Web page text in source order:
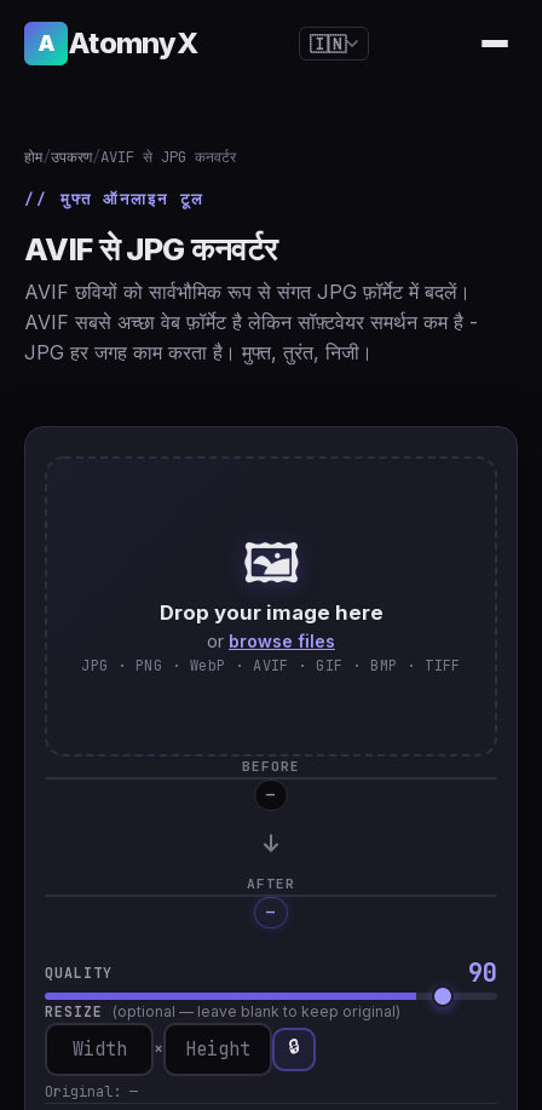
A AtomnyX 🇮🇳
Français
🇯🇵日本語
🇷🇺 Русский
Nederlands
Türkçe
होम/उपकरण/AVIF से JPG कनवर्टर
// मुफ्त ऑनलाइन टूल
AVIF से JPG कनवर्टर
AVIF छवियों को सार्वभौमिक रूप से संगत JPG फ़ॉर्मेट में बदलें।
AVIF सबसे अच्छा वेब फ़ॉर्मेट है लेकिन सॉफ़्टवेयर समर्थन कम है -
JPG हर जगह काम करता है। मुफ्त, तुरंत, निजी।
🖼️
Drop your image here
or browse files
JPG · PNG · WebP · AVIF · GIF · BMP · TIFF
BEFORE
—
AFTER
Processing…
—
QUALITY 90
RESIZE (optional — leave blank to keep original)
× 🔒
Original: —